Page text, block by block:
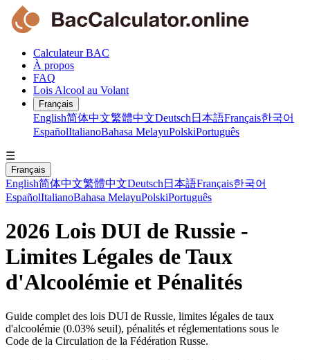
Calculateur BAC
À propos
FAQ
Lois Alcool au Volant
Français
English简体中文繁體中文Deutsch 日本語Français한국어
EspañolItalianoBahasa MelayuPolskiPortuguês
☰
Français
English简体中文繁體中文Deutsch 日本語Français한국어
EspañolItalianoBahasa MelayuPolskiPortuguês
2026 Lois DUI de Russie -
Limites Légales de Taux
d'Alcoolémie et Pénalités
Guide complet des lois DUI de Russie, limites légales de taux
d'alcoolémie (0.03% seuil), pénalités et réglementations sous le
Code de la Circulation de la Fédération Russe.